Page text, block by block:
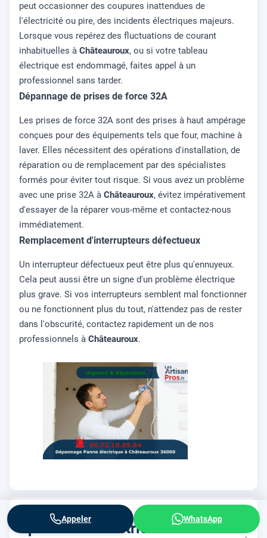
peut occasionner des coupures inattendues de
l'électricité ou pire, des incidents électriques majeurs.
Lorsque vous repérez des fluctuations de courant
inhabituelles à Châteauroux, ou si votre tableau
électrique est endommagé, faites appel à un
professionnel sans tarder.
Dépannage de prises de force 32A
Les prises de force 32A sont des prises à haut ampérage
conçues pour des équipements tels que four, machine à
laver. Elles nécessitent des opérations d'installation, de
réparation ou de remplacement par des spécialistes
formés pour éviter tout risque. Si vous avez un problème
avec une prise 32A à Châteauroux, évitez impérativement
d'essayer de la réparer vous-même et contactez-nous
immédiatement.
Remplacement d'interrupteurs défectueux
Un interrupteur défectueux peut être plus qu'ennuyeux.
Cela peut aussi être un signe d'un problème électrique
plus grave. Si vos interrupteurs semblent mal fonctionner
ou ne fonctionnent plus du tout, n'attendez pas de rester
dans l'obscurité, contactez rapidement un de nos
professionnels à Châteauroux.
Spécialiste électricien dans
Appeler WhatsApp